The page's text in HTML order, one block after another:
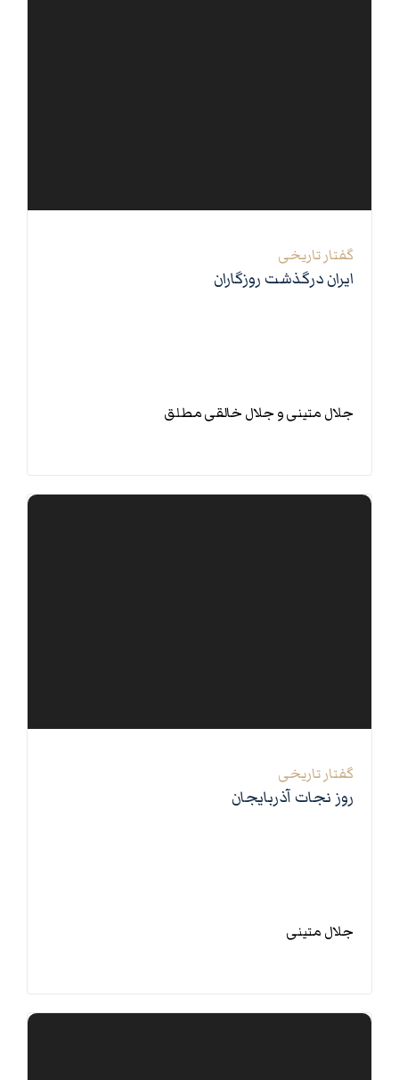
گفتار تاریخی
ایران درگذشت روزگاران
جلال متینی و جلال خالقی مطلق
گفتار تاریخی
روز نجات آذربایجان
جلال متینی